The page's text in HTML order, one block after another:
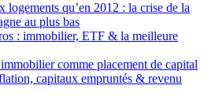
logements qu’en 2012 : la crise de la
au plus bas
: immobilier, ETF & la meilleure
comme placement de capital
capitaux empruntés & revenu